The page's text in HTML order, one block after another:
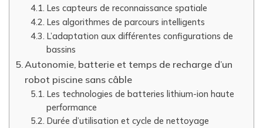
Les capteurs de reconnaissance spatiale
Les algorithmes de parcours intelligents
L’adaptation aux différentes configurations de
bassins
Autonomie, batterie et temps de recharge d’un
robot piscine sans câble
Les technologies de batteries lithium-ion haute
performance
Durée d’utilisation et cycle de nettoyage